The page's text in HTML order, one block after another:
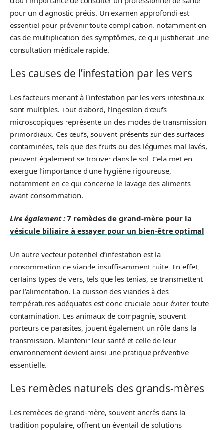
pour un diagnostic précis. Un examen approfondi est
essentiel pour prévenir toute complication, notamment en
cas de multiplication des symptômes, ce qui justifierait une
consultation médicale rapide.
Les causes de l’infestation par les vers
Les facteurs menant à l’infestation par les vers intestinaux
sont multiples. Tout d’abord, l’ingestion d’œufs
microscopiques représente un des modes de transmission
primordiaux. Ces œufs, souvent présents sur des surfaces
contaminées, tels que des fruits ou des légumes mal lavés,
peuvent également se trouver dans le sol. Cela met en
exergue l’importance d’une hygiène rigoureuse,
notamment en ce qui concerne le lavage des aliments
avant consommation.
Lire également : 7 remèdes de grand-mère pour la
vésicule biliaire à essayer pour un bien-être optimal
Un autre vecteur potentiel d’infestation est la
consommation de viande insuffisamment cuite. En effet,
certains types de vers, tels que les ténias, se transmettent
par l’alimentation. La cuisson des viandes à des
températures adéquates est donc cruciale pour éviter toute
contamination. Les animaux de compagnie, souvent
porteurs de parasites, jouent également un rôle dans la
transmission. Maintenir leur santé et celle de leur
environnement devient ainsi une pratique préventive
essentielle.
Les remèdes naturels des grands-mères
Les remèdes de grand-mère, souvent ancrés dans la
tradition populaire, offrent un éventail de solutions